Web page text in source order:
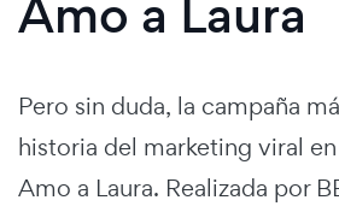
Amo a Laura
Pero sin duda, la campaña
historia del marketing viral
Amo a Laura. Realizada por